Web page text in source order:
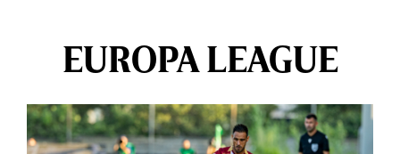
EUROPA LEAGUE